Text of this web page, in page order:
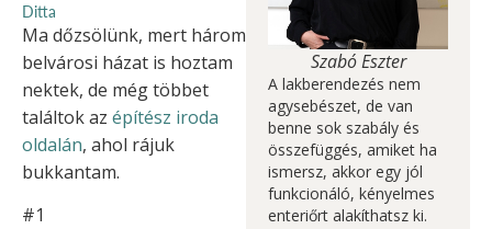
Ditta
Ma dőzsölünk, mert három
belvárosi házat is hoztam
nektek, de még többet
találtok az építész iroda
oldalán, ahol rájuk
bukkantam.
#1
Szabó Eszter
A lakberendezés nem
agysebészet, de van
benne sok szabály és
összefüggés, amiket ha
ismersz, akkor egy jól
funkcionáló, kényelmes
enteriőrt alakíthatsz ki.